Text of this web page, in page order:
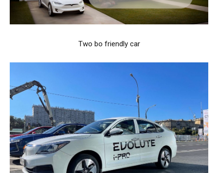
Two bo friendly car